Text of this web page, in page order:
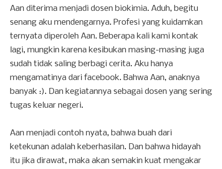
Aan diterima menjadi dosen biokimia. Aduh, begitu
senang aku mendengarnya. Profesi yang kuidamkan
ternyata diperoleh Aan. Beberapa kali kami kontak
lagi, mungkin karena kesibukan masing-masing juga
sudah tidak saling berbagi cerita. Aku hanya
mengamatinya dari facebook. Bahwa Aan, anaknya
banyak :). Dan kegiatannya sebagai dosen yang sering
tugas keluar negeri.
Aan menjadi contoh nyata, bahwa buah dari
ketekunan adalah keberhasilan. Dan bahwa hidayah
itu jika dirawat, maka akan semakin kuat mengakar